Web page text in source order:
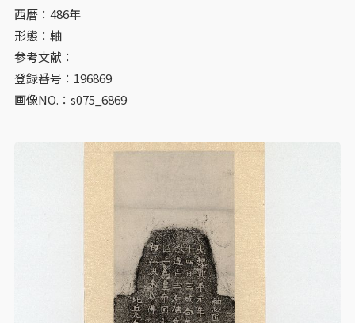
西暦：486年
形態：軸
参考文献：
登録番号：196869
画像NO.：s075_6869